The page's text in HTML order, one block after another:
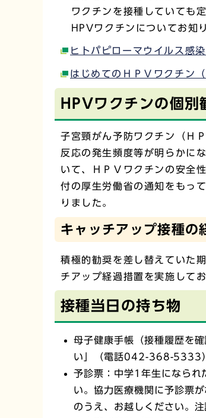
ワクチンを接種していても
HPVワクチンについてお知
ヒトパピローマウイルス感
はじめてのＨＰＶワクチン
HPVワクチンの個別
子宮頸がん予防ワクチン（Ｈ
反応の発生頻度等が明らかに
いて、ＨＰＶワクチンの安全
付の厚生労働省の通知をもっ
りました。
キャッチアップ接種の
積極的勧奨を差し替えていた
チアップ経過措置を実施して
接種当日の持ち物
母子健康手帳（接種履歴を
い」（電話042-368-5333
予診票：中学1年生になられ
い。協力医療機関に予診票
のうえ、お越しください。